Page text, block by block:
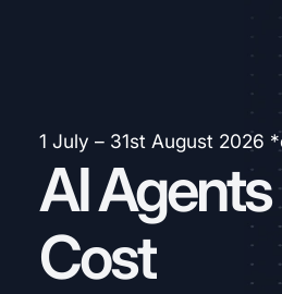
1 July – 31st August 2026
AI
Cost